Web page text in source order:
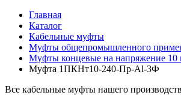
Главная
Каталог
Кабельные муфты
Муфты общепромышленного
Муфты концевые на напряжение 10
Муфта 1ПКНт10-240-Пр-Al-3Ф
Все кабельные муфты нашего